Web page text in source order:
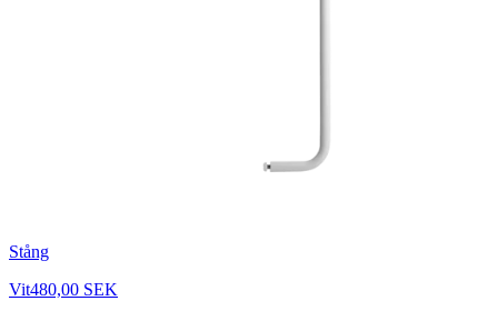
Stång
Vit480,00 SEK